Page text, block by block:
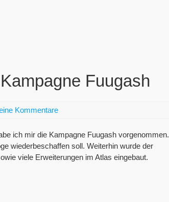
Fuugash
Kommentare
ich mir die Kampagne Fuugash vorgenommen.
wiederbeschaffen soll. Weiterhin wurde der
viele Erweiterungen im Atlas eingebaut.